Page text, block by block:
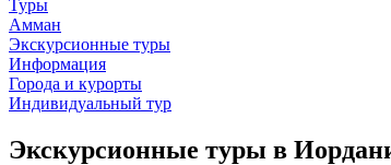
Туры
Амман
Экскурсионные туры
Информация
Города и курорты
Индивидуальный тур
Экскурсионные туры в